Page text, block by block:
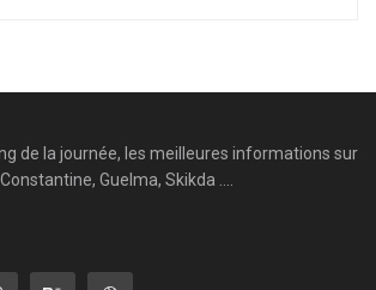
de la journée, les meilleures informations sur
Guelma, Skikda ....